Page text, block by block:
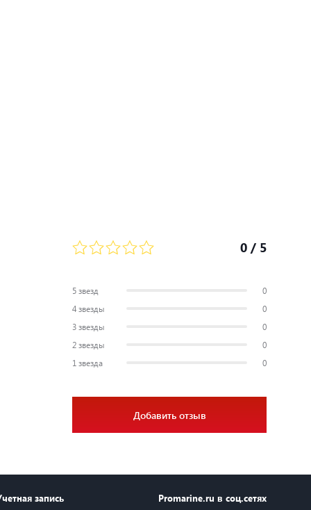
0 / 5
5 звезд
0
4 звезды
0
3 звезды
0
2 звезды
0
1 звезда
0
Добавить отзыв
запись Promarine.ru в соц.сетях